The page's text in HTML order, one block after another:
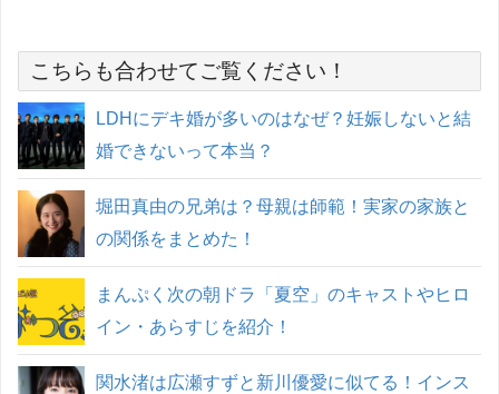
こちらも合わせてご覧ください！
LDHにデキ婚が多いのはなぜ？妊娠しないと結
婚できないって本当？
堀田真由の兄弟は？母親は師範！実家の家族と
の関係をまとめた！
まんぷく次の朝ドラ「夏空」のキャストやヒロ
イン・あらすじを紹介！
関水渚は広瀬すずと新川優愛に似てる！インス